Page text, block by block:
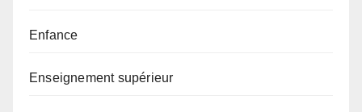
Enfance
Enseignement supérieur